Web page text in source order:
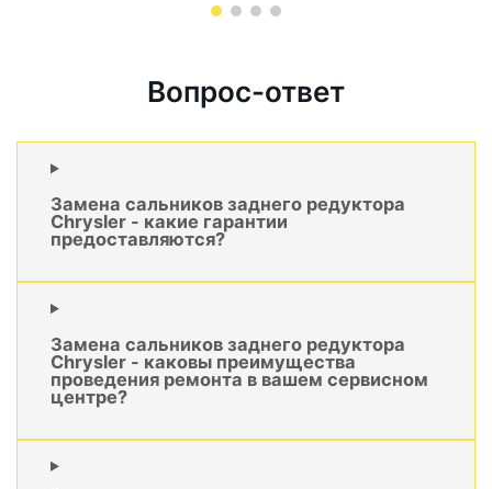
Вопрос-ответ
Замена сальников заднего редуктора
Chrysler - какие гарантии
предоставляются?
Замена сальников заднего редуктора
Chrysler - каковы преимущества
проведения ремонта в вашем сервисном
центре?